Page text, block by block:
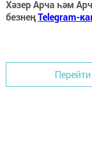
Хәзер Арча һәм
безнеңTelegram-